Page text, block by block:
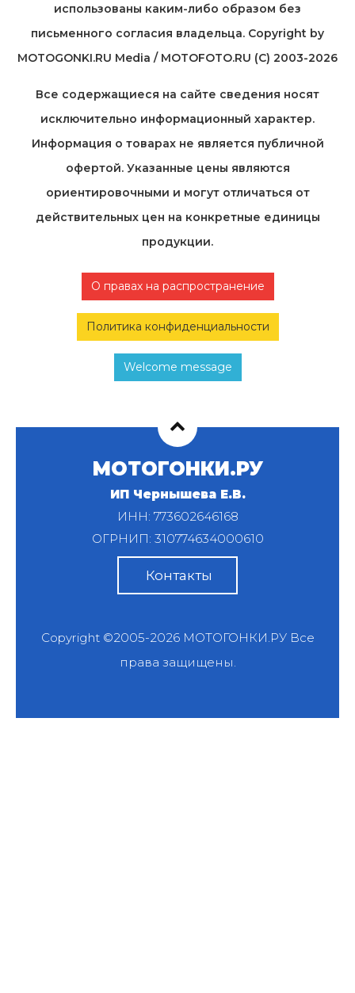
использованы каким-либо образом без
письменного согласия владельца. Copyright by
MOTOGONKI.RU Media / MOTOFOTO.RU (C) 2003-2026
Все содержащиеся на cайте сведения носят
исключительно информационный характер.
Информация о товарах не является публичной
офертой. Указанные цены являются
ориентировочными и могут отличаться от
действительных цен на конкретные единицы
продукции.
О правах на распространение
Политика конфиденциальности
Welcome message
МОТОГОНКИ.РУ
ИП Чернышева Е.В.
ИНН: 773602646168
ОГРНИП: 310774634000610
Контакты
Copyright ©2005-2026 МОТОГОНКИ.РУВсе
права защищены.